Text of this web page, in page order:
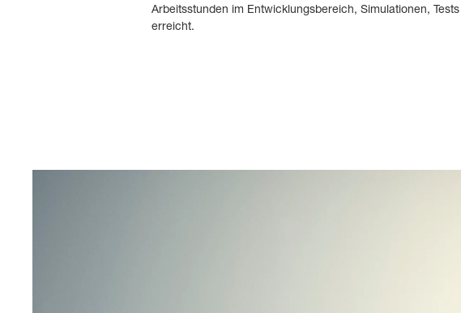
Arbeitsstunden im Entwicklungsbereich, Simulationen,
erreicht.